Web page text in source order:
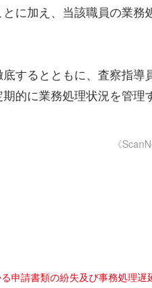
に加え、当該職員の業務
するとともに、査察指導
的に業務処理状況を管理
《
申請書類の紛失及び事務処理遅